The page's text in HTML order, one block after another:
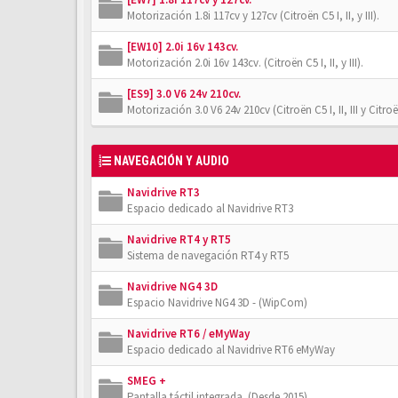
Motorización 1.8i 117cv y 127cv (Citroën C5 I, II, y III).
[EW10] 2.0i 16v 143cv.
Motorización 2.0i 16v 143cv. (Citroën C5 I, II, y III).
[ES9] 3.0 V6 24v 210cv.
Motorización 3.0 V6 24v 210cv (Citroën C5 I, II, III y
NAVEGACIÓN Y AUDIO
Navidrive RT3
Espacio dedicado al Navidrive RT3
Navidrive RT4 y RT5
Sistema de navegación RT4 y RT5
Navidrive NG4 3D
Espacio Navidrive NG4 3D - (WipCom)
Navidrive RT6 / eMyWay
Espacio dedicado al Navidrive RT6 eMyWay
SMEG +